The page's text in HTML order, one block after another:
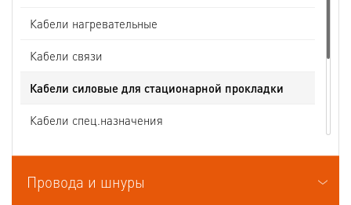
Кабели нагревательные
Кабели связи
Кабели силовые для стационарной прокладки
Кабели спец.назначения
Кабели судовые
Кабели термоэлектродные
Провода и шнуры